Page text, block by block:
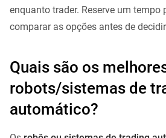
enquanto trader. Reserve um tempo
comparar as opções antes de
Quais são os
robots/sistemas de
automático?